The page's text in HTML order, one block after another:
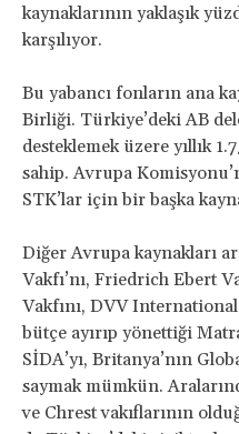
kaynaklarının yaklaşık
karşılıyor.
Bu yabancı fonların ana
Birliği. Türkiye’deki AB
desteklemek üzere yıllık
sahip. Avrupa
STK’lar için bir başka
Diğer Avrupa kaynakları
Vakfı’nı, Friedrich Ebert
Vakfını, DVV
bütçe ayırıp yönettiği
SİDA’yı, Britanya’nın
saymak mümkün.
ve Chrest vakıflarının